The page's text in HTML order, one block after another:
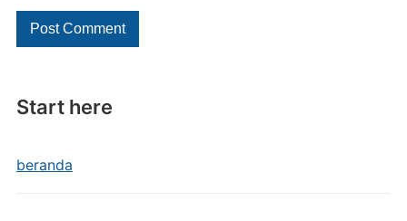
Start here
beranda